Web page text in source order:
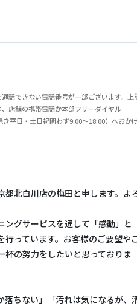
話できない電話番号が一部ございます。上
店舗の携帯電話か本部フリーダイヤル
平日・土日祝問わず9:00～18:00）へおか
都北白川店の梅田と申します。よ
ングサービスを通して「感動」と
行っています。お客様のご要望や
杯の努力をしたいと思っておりま
落ちない」「汚れは気になるが、